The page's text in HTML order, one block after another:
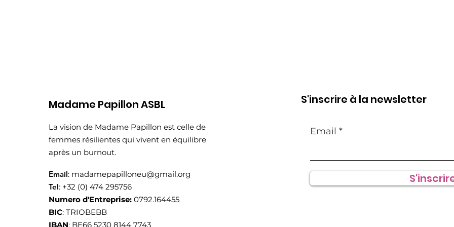
Madame Papillon ASBL
La vision de Madame Papillon est celle de
femmes résilientes qui vivent en équilibre
après un burnout.
Email: madamepapilloneu@gmail.org
Tel: +32 (0) 474 295756
Numero d'Entreprise: 0792.164455
BIC: TRIOBEBB
IBAN: BE66 5230 8144 7743
S'inscrire à la newsletter
Email